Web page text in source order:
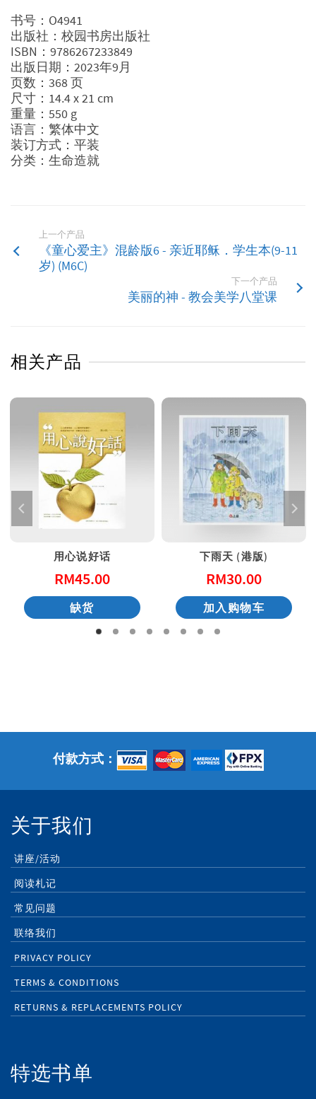
自
己
数
量
书号：O4941
出版社：校园书房出版社
ISBN：9786267233849
出版日期：2023年9月
页数：368 页
尺寸：14.4 x 21 cm
重量：550 g
语言：繁体中文
装订方式：平装
分类：生命造就
上一个产品
《童心爱主》混龄版6 - 亲近耶稣．学生本(9-11
岁) (M6C)
下一个产品
美丽的神 - 教会美学八堂课
相关产品
用心说好话
RM45.00
缺货
下雨天 (港版)
RM30.00
加入购物车
付款方式：
关于我们
讲座/活动
阅读札记
常见问题
联络我们
PRIVACY POLICY
TERMS & CONDITIONS
RETURNS & REPLACEMENTS POLICY
特选书单